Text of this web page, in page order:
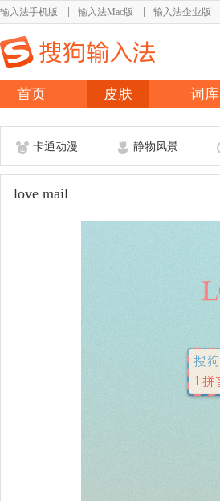
输入法手机版 输入法Mac版 输入法企业版
首页 皮肤 词库
卡通动漫 静物风景
love mail